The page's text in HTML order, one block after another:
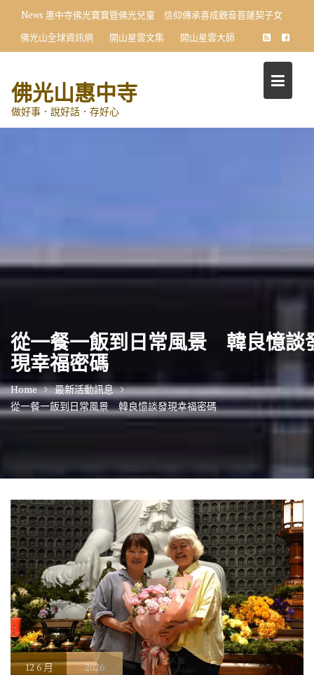
content
News 惠中寺佛光寶寶暨佛光兒童 信仰傳承喜成觀音菩薩契子女
佛光山全球資訊網
開山星雲文集 開山星雲大師
佛光山惠中寺
做好事．說好話．存好心
從一餐一飯到日常風景 韓良憶談
現幸福密碼
Home
最新活動訊息
從一餐一飯到日常風景 韓良憶談發現幸福密碼
126 月 2026